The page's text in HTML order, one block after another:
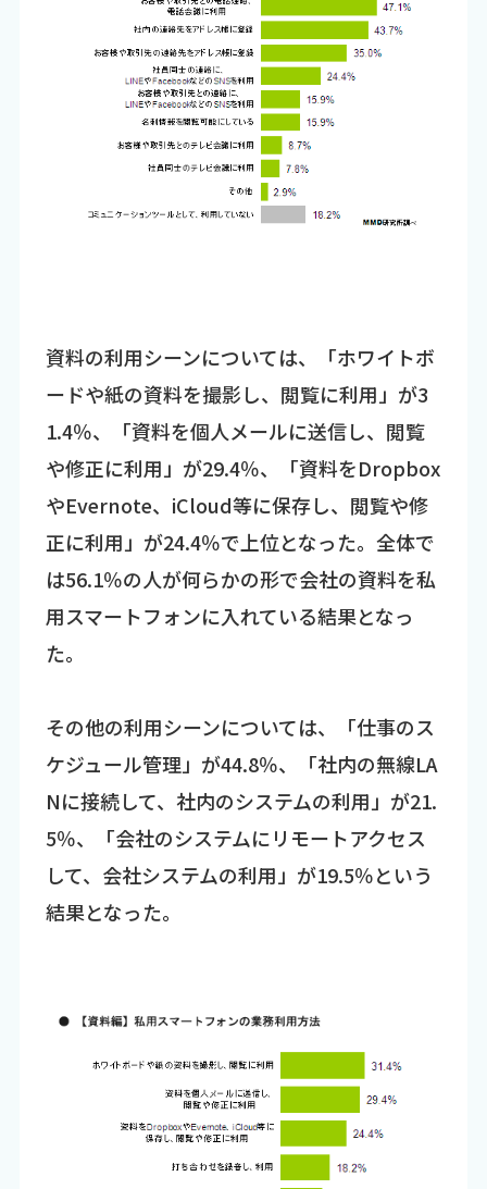
資料の利用シーンについては、「ホワイトボ
ードや紙の資料を撮影し、閲覧に利用」が3
1.4％、「資料を個人メールに送信し、閲覧
や修正に利用」が29.4％、「資料をDropbox
やEvernote、iCloud等に保存し、閲覧や修
正に利用」が24.4％で上位となった。全体で
は56.1％の人が何らかの形で会社の資料を私
用スマートフォンに入れている結果となっ
た。
その他の利用シーンについては、「仕事のス
ケジュール管理」が44.8％、「社内の無線LA
Nに接続して、社内のシステムの利用」が21.
5％、「会社のシステムにリモートアクセス
して、会社システムの利用」が19.5％という
結果となった。